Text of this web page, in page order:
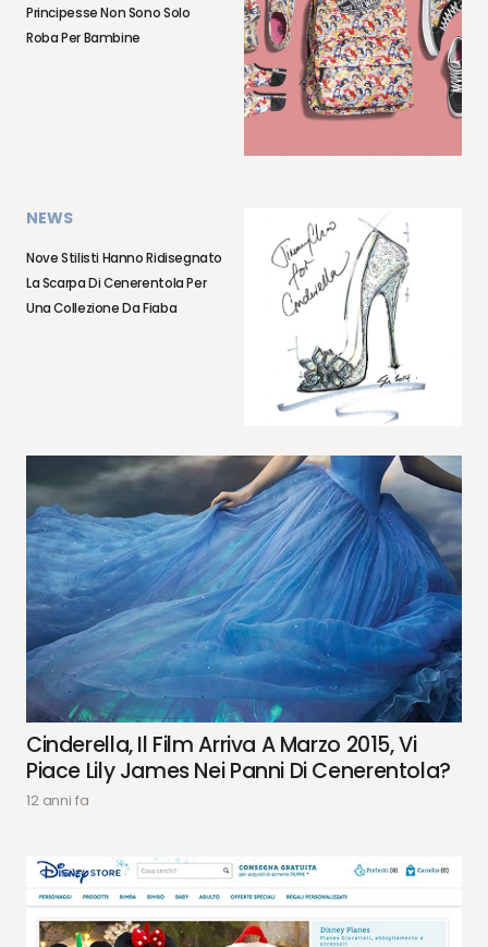
Principesse Non Sono Solo
Roba Per Bambine
NEWS
Nove Stilisti Hanno Ridisegnato
La Scarpa Di Cenerentola Per
Una Collezione Da Fiaba
Cinderella, Il Film Arriva A Marzo 2015, Vi
Piace Lily James Nei Panni Di Cenerentola?
12 anni fa